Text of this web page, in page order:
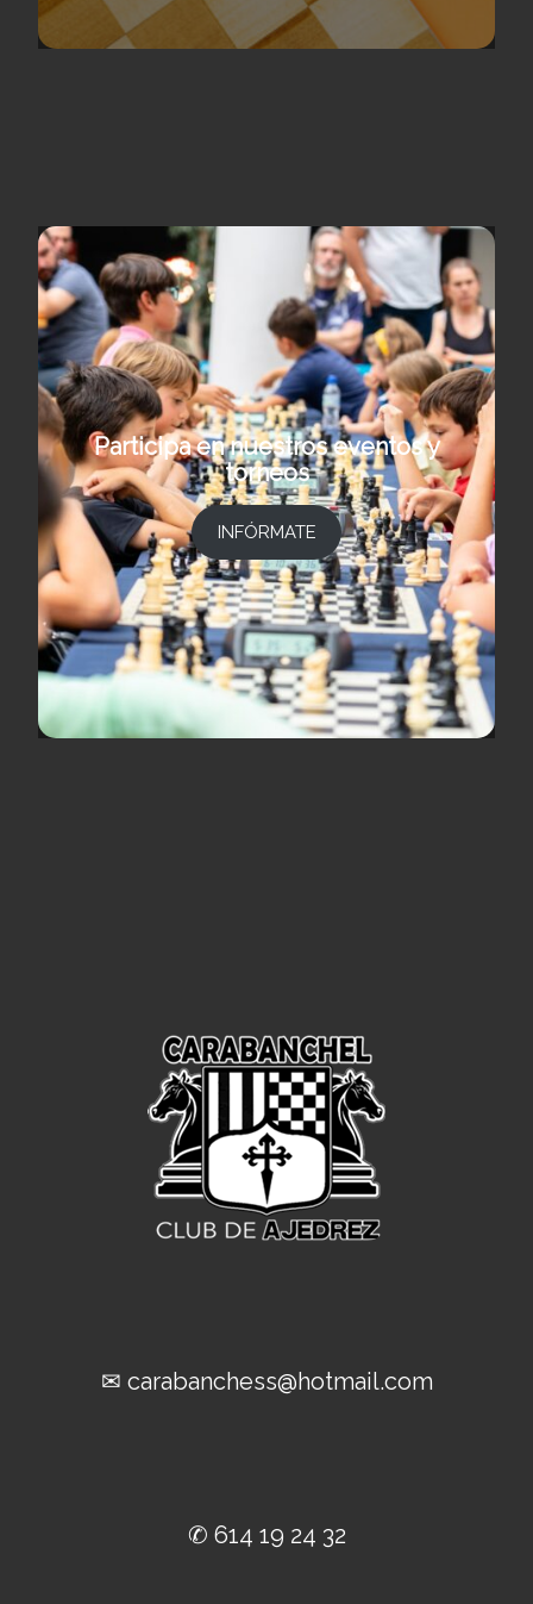
Participa en nuestros eventos y
torneos
INFÓRMATE
✉ carabanchess@hotmail.com
✆ 614 19 24 32